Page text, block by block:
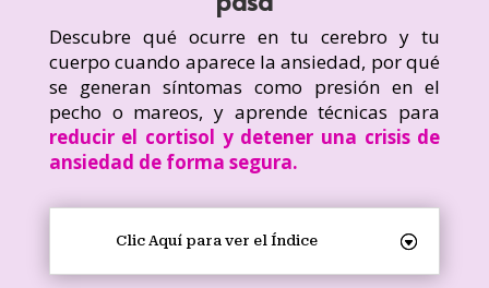
Descubre qué ocurre en tu cerebro y tu
cuerpo cuando aparece la ansiedad, por qué
se generan síntomas como presión en el
pecho o mareos, y aprende técnicas para
reducir el cortisol y detener una crisis de
ansiedad de forma segura.
Clic Aquí para ver el Índice